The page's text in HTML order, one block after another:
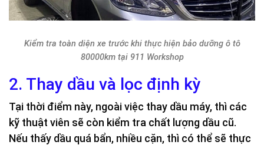
Kiểm tra toàn diện xe trước khi thực hiện bảo dưỡng ô tô
80000km tại 911 Workshop
2. Thay dầu và lọc định kỳ
Tại thời điểm này, ngoài việc thay dầu máy, thì các
kỹ thuật viên sẽ còn kiểm tra chất lượng dầu cũ.
Nếu thấy dầu quá bẩn, nhiều cặn, thì có thể sẽ thực